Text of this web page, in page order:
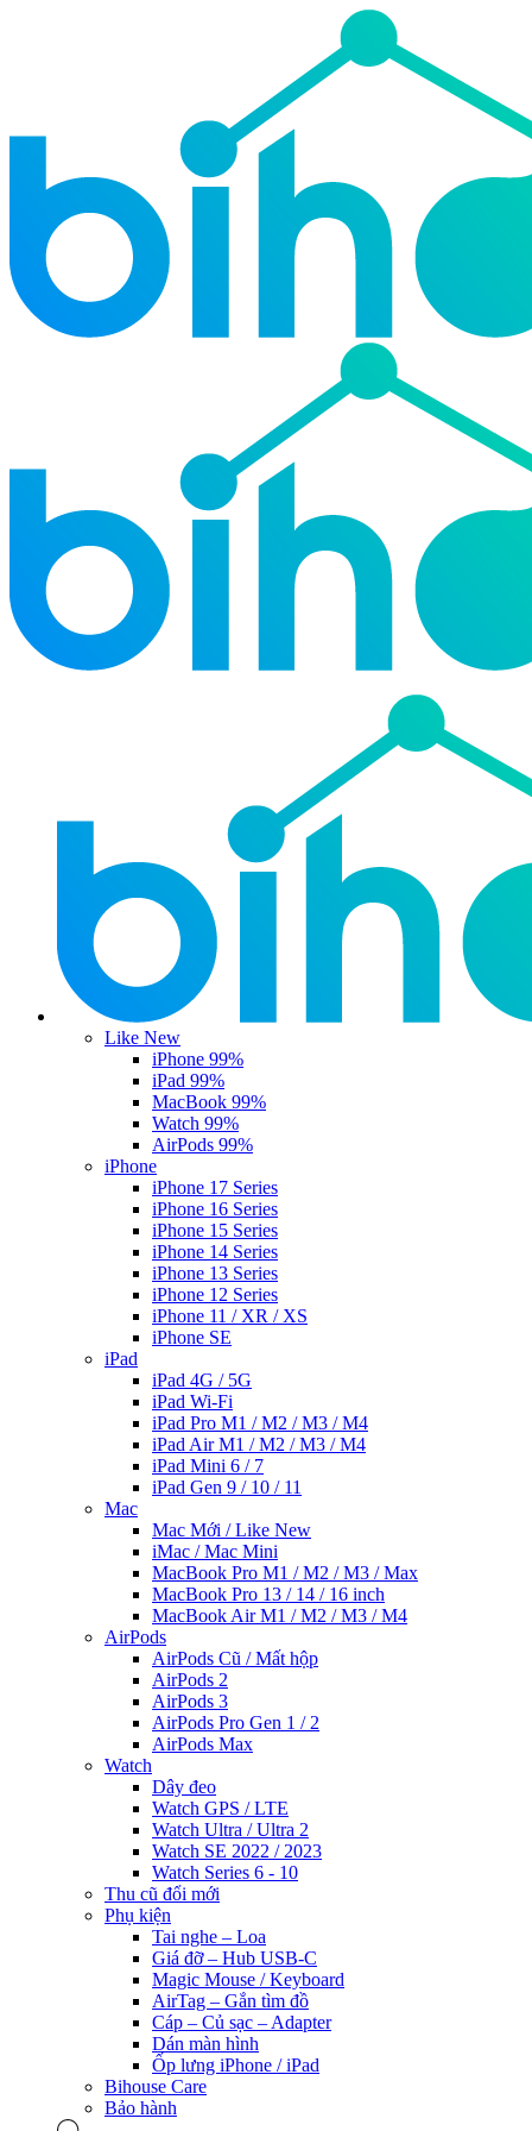
Like New
iPhone 99%
iPad 99%
MacBook 99%
Watch 99%
AirPods 99%
iPhone
iPhone 17 Series
iPhone 16 Series
iPhone 15 Series
iPhone 14 Series
iPhone 13 Series
iPhone 12 Series
iPhone 11 / XR / XS
iPhone SE
iPad
iPad 4G / 5G
iPad Wi-Fi
iPad Pro M1 / M2 / M3 / M4
iPad Air M1 / M2 / M3 / M4
iPad Mini 6 / 7
iPad Gen 9 / 10 / 11
Mac
Mac Mới / Like New
iMac / Mac Mini
MacBook Pro M1 / M2 / M3 / Max
MacBook Pro 13 / 14 / 16 inch
MacBook Air M1 / M2 / M3 / M4
AirPods
AirPods Cũ / Mất hộp
AirPods 2
AirPods 3
AirPods Pro Gen 1 / 2
AirPods Max
Watch
Dây đeo
Watch GPS / LTE
Watch Ultra / Ultra 2
Watch SE 2022 / 2023
Watch Series 6 - 10
Thu cũ đổi mới
Phụ kiện
Tai nghe – Loa
Giá đỡ – Hub USB-C
Magic Mouse / Keyboard
AirTag – Gắn tìm đồ
Cáp – Củ sạc – Adapter
Dán màn hình
Ốp lưng iPhone / iPad
Bihouse Care
Bảo hành